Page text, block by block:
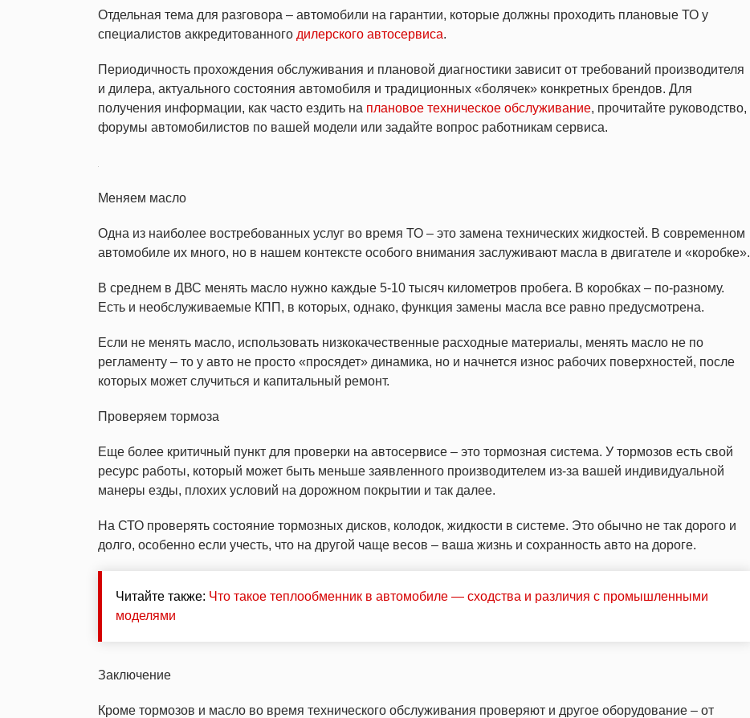
Отдельная тема для разговора – автомобили на гарантии, которые должны проходить плановые ТО у
специалистов аккредитованного дилерского автосервиса.
Периодичность прохождения обслуживания и плановой диагностики зависит от требований производителя
и дилера, актуального состояния автомобиля и традиционных «болячек» конкретных брендов. Для
получения информации, как часто ездить на плановое техническое обслуживание, прочитайте руководство,
форумы автомобилистов по вашей модели или задайте вопрос работникам сервиса.
Меняем масло
Одна из наиболее востребованных услуг во время ТО – это замена технических жидкостей. В современном
автомобиле их много, но в нашем контексте особого внимания заслуживают масла в двигателе и «коробке».
В среднем в ДВС менять масло нужно каждые 5-10 тысяч километров пробега. В коробках – по-разному.
Есть и необслуживаемые КПП, в которых, однако, функция замены масла все равно предусмотрена.
Если не менять масло, использовать низкокачественные расходные материалы, менять масло не по
регламенту – то у авто не просто «просядет» динамика, но и начнется износ рабочих поверхностей, после
которых может случиться и капитальный ремонт.
Проверяем тормоза
Еще более критичный пункт для проверки на автосервисе – это тормозная система. У тормозов есть свой
ресурс работы, который может быть меньше заявленного производителем из-за вашей индивидуальной
манеры езды, плохих условий на дорожном покрытии и так далее.
На СТО проверять состояние тормозных дисков, колодок, жидкости в системе. Это обычно не так дорого и
долго, особенно если учесть, что на другой чаще весов – ваша жизнь и сохранность авто на дороге.
Читайте также: Что такое теплообменник в автомобиле — сходства и различия с промышленными
моделями
Заключение
Кроме тормозов и масло во время технического обслуживания проверяют и другое оборудование – от